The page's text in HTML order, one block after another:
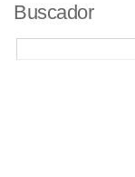
Buscador